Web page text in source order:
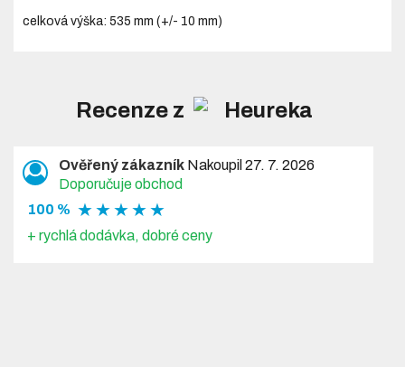
celková výška: 535 mm (+/- 10 mm)
Recenze z
Ověřený zákazník Nakoupil 27. 7. 2026
Doporučuje obchod
100 % ★ ★ ★ ★ ★
+ rychlá dodávka, dobré ceny